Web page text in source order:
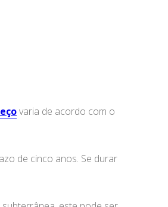
varia de acordo com o
de cinco anos. Se durar